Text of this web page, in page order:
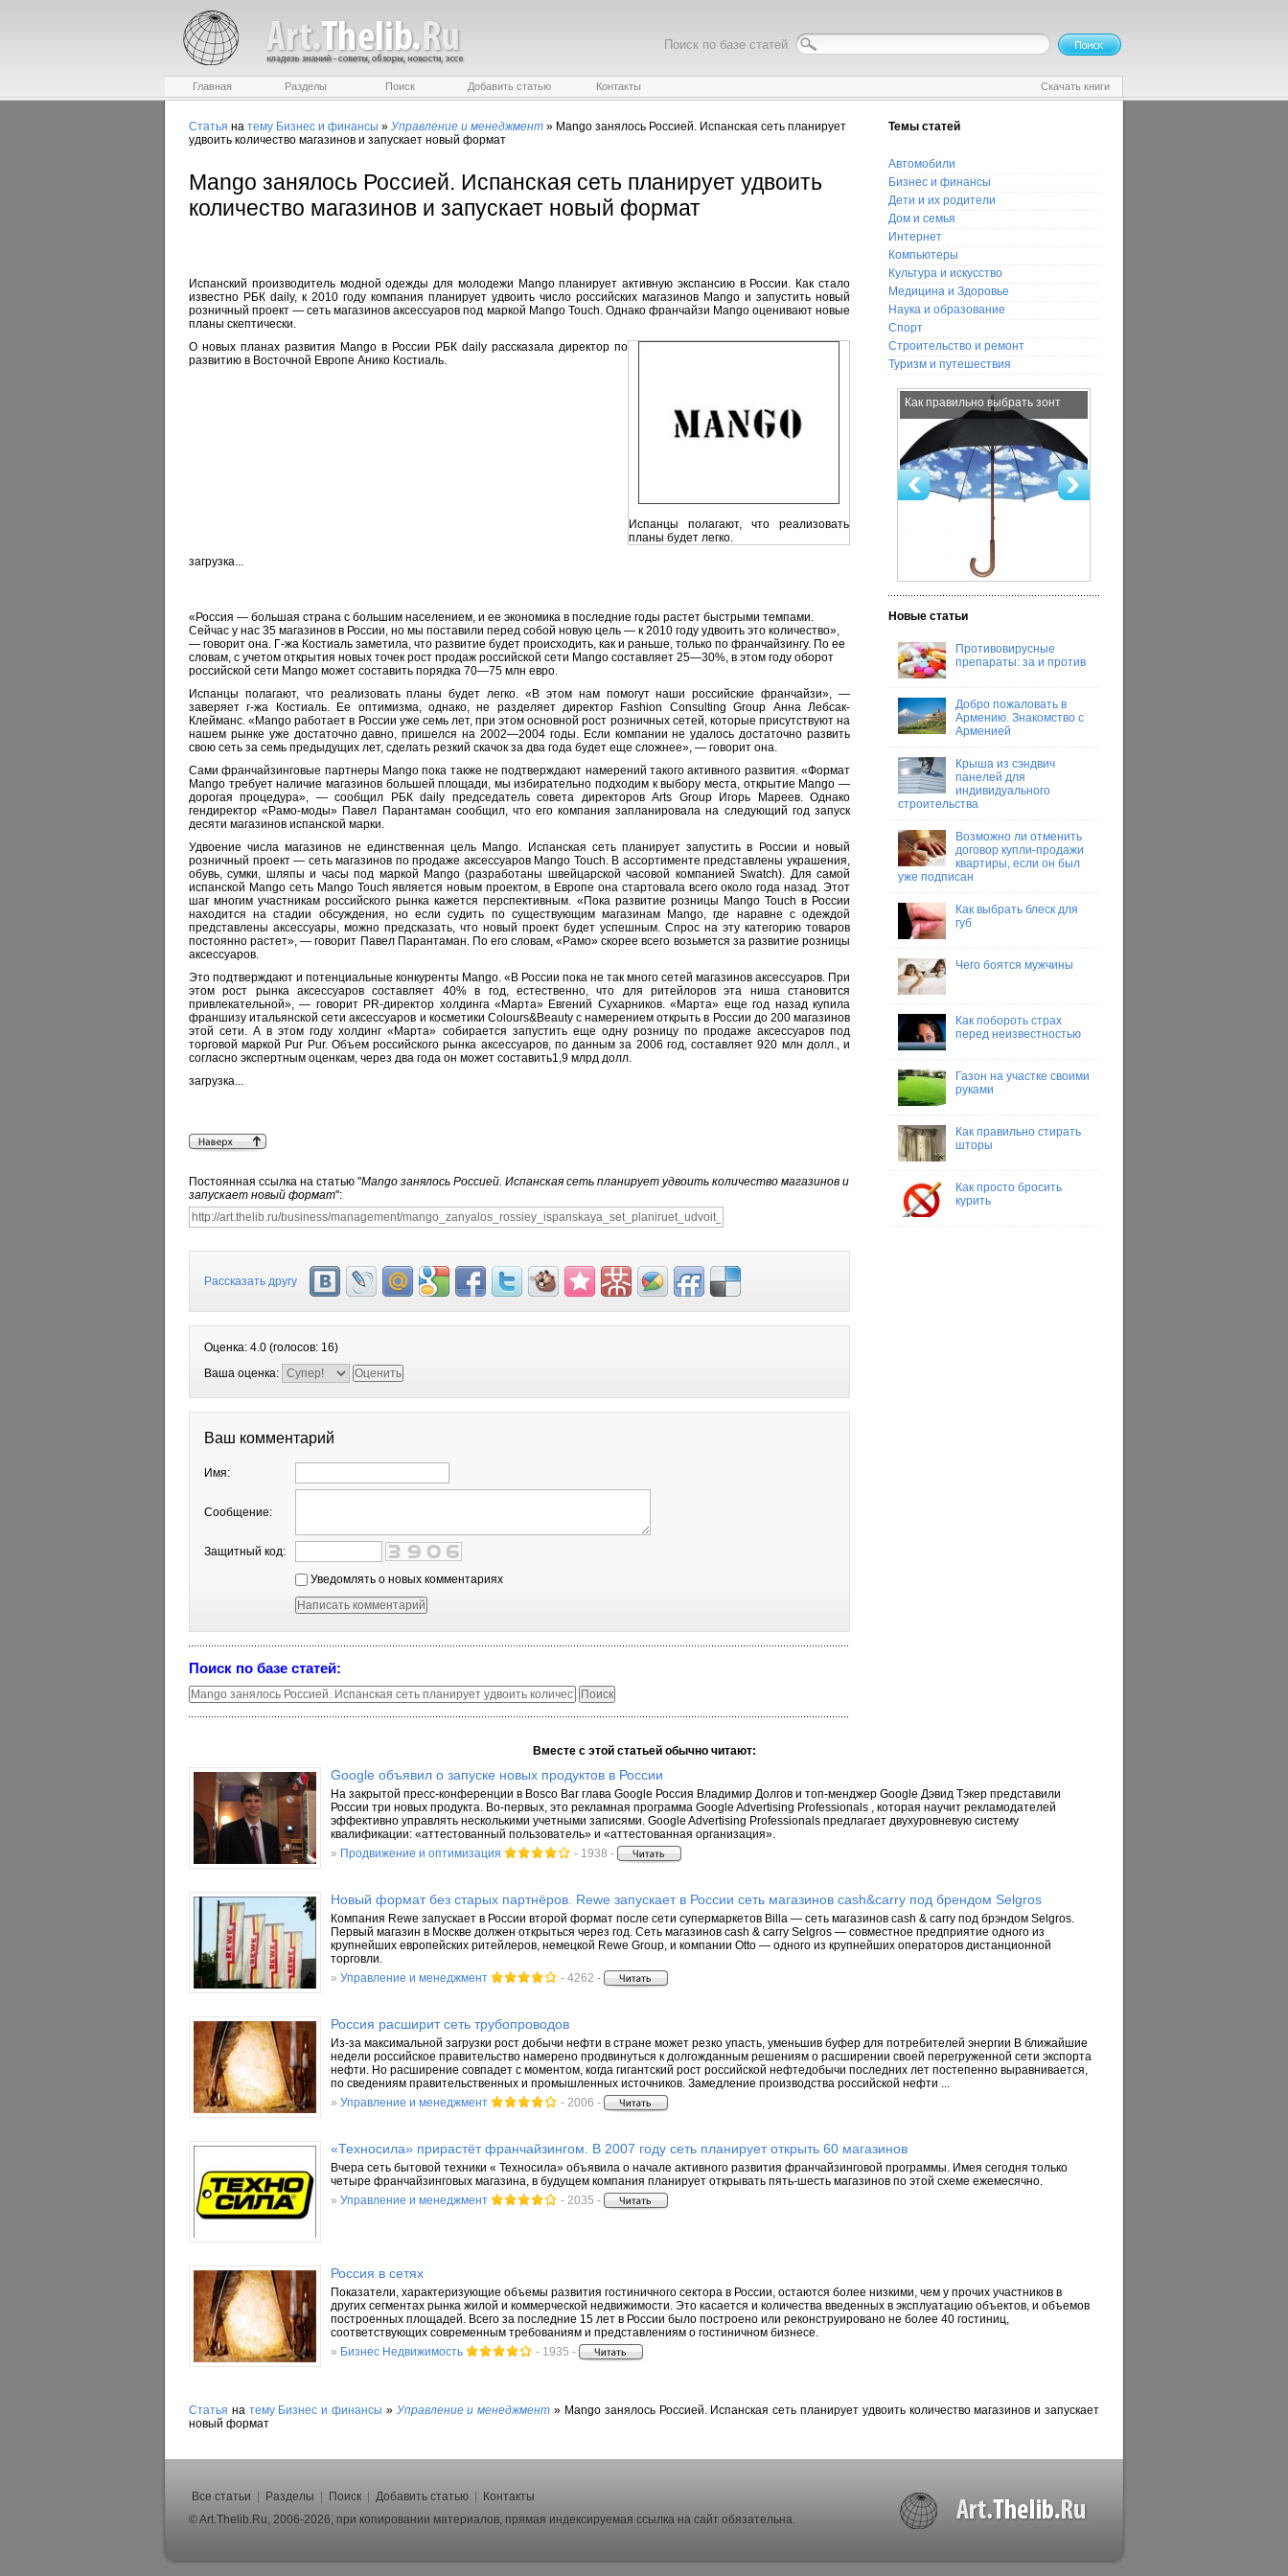
Поиск по базе статей
Главная Разделы Поиск Добавить статью Контакты Скачать книги
Статья на тему Бизнес и финансы » Управление и менеджмент » Mango занялось Россией. Испанская сеть планирует
удвоить количество магазинов и запускает новый формат
Mango занялось Россией. Испанская сеть планирует удвоить
количество магазинов и запускает новый формат
Испанский производитель модной одежды для молодежи Mango планирует активную экспансию в России. Как стало
известно РБК daily, к 2010 году компания планирует удвоить число российских магазинов Mango и запустить новый
розничный проект — сеть магазинов аксессуаров под маркой Mango Touch. Однако франчайзи Mango оценивают новые
планы скептически.
Испанцы полагают, что реализовать
планы будет легко.
О новых планах развития Mango в России РБК daily рассказала директор по
развитию в Восточной Европе Анико Костиаль.
загрузка...
«Россия — большая страна с большим населением, и ее экономика в последние годы растет быстрыми темпами.
Сейчас у нас 35 магазинов в России, но мы поставили перед собой новую цель — к 2010 году удвоить это количество»,
— говорит она. Г-жа Костиаль заметила, что развитие будет происходить, как и раньше, только по франчайзингу. По ее
словам, с учетом открытия новых точек рост продаж российской сети Mango составляет 25—30%, в этом году оборот
российской сети Mango может составить порядка 70—75 млн евро.
Испанцы полагают, что реализовать планы будет легко. «В этом нам помогут наши российские франчайзи», —
заверяет г-жа Костиаль. Ее оптимизма, однако, не разделяет директор Fashion Consulting Group Анна Лебсак-
Клейманс. «Mango работает в России уже семь лет, при этом основной рост розничных сетей, которые присутствуют на
нашем рынке уже достаточно давно, пришелся на 2002—2004 годы. Если компании не удалось достаточно развить
свою сеть за семь предыдущих лет, сделать резкий скачок за два года будет еще сложнее», — говорит она.
Сами франчайзинговые партнеры Mango пока также не подтверждают намерений такого активного развития. «Формат
Mango требует наличие магазинов большей площади, мы избирательно подходим к выбору места, открытие Mango —
дорогая процедура», — сообщил РБК daily председатель совета директоров Arts Group Игорь Мареев. Однако
гендиректор «Рамо-моды» Павел Парантаман сообщил, что его компания запланировала на следующий год запуск
десяти магазинов испанской марки.
Удвоение числа магазинов не единственная цель Mango. Испанская сеть планирует запустить в России и новый
розничный проект — сеть магазинов по продаже аксессуаров Mango Touch. В ассортименте представлены украшения,
обувь, сумки, шляпы и часы под маркой Mango (разработаны швейцарской часовой компанией Swatch). Для самой
испанской Mango сеть Mango Touch является новым проектом, в Европе она стартовала всего около года назад. Этот
шаг многим участникам российского рынка кажется перспективным. «Пока развитие розницы Mango Touch в России
находится на стадии обсуждения, но если судить по существующим магазинам Mango, где наравне с одеждой
представлены аксессуары, можно предсказать, что новый проект будет успешным. Спрос на эту категорию товаров
постоянно растет», — говорит Павел Парантаман. По его словам, «Рамо» скорее всего возьмется за развитие розницы
аксессуаров.
Это подтверждают и потенциальные конкуренты Mango. «В России пока не так много сетей магазинов аксессуаров. При
этом рост рынка аксессуаров составляет 40% в год, естественно, что для ритейлоров эта ниша становится
привлекательной», — говорит PR-директор холдинга «Марта» Евгений Сухарников. «Марта» еще год назад купила
франшизу итальянской сети аксессуаров и косметики Colours&Beauty с намерением открыть в России до 200 магазинов
этой сети. А в этом году холдинг «Марта» собирается запустить еще одну розницу по продаже аксессуаров под
торговой маркой Pur Pur. Объем российского рынка аксессуаров, по данным за 2006 год, составляет 920 млн долл., и
согласно экспертным оценкам, через два года он может составить1,9 млрд долл.
загрузка...
Постоянная ссылка на статью "Mango занялось Россией. Испанская сеть планирует удвоить количество магазинов и
запускает новый формат":
Рассказать другу
Оценка: 4.0 (голосов: 16)
Ваша оценка:
Ваш комментарий
Имя:
Сообщение:
Защитный код:
Уведомлять о новых комментариях
Поиск по базе статей:
Темы статей
Автомобили
Бизнес и финансы
Дети и их родители
Дом и семья
Интернет
Компьютеры
Культура и искусство
Медицина и Здоровье
Наука и образование
Спорт
Строительство и ремонт
Туризм и путешествия
Как правильно выбрать зонт
Новые статьи
Противовирусные
препараты: за и против
Добро пожаловать в
Армению. Знакомство с
Арменией
Крыша из сэндвич
панелей для
индивидуального
строительства
Возможно ли отменить
договор купли-продажи
квартиры, если он был
уже подписан
Как выбрать блеск для
губ
Чего боятся мужчины
Как побороть страх
перед неизвестностью
Газон на участке своими
руками
Как правильно стирать
шторы
Как просто бросить
курить
Вместе с этой статьей обычно читают:
Google объявил о запуске новых продуктов в России
На закрытой пресс-конференции в Bosco Bar глава Google Россия Владимир Долгов и топ-менджер Google Дэвид Тэкер представили
России три новых продукта. Во-первых, это рекламная программа Google Advertising Professionals , которая научит рекламодателей
эффективно управлять несколькими учетными записями. Google Advertising Professionals предлагает двухуровневую систему
квалификации: «аттестованный пользователь» и «аттестованная организация».
» Продвижение и оптимизация - 1938 -
Новый формат без старых партнёров. Rewe запускает в России сеть магазинов cash&carry под брендом Selgros
Компания Rewe запускает в России второй формат после сети супермаркетов Billa — сеть магазинов cash & carry под брэндом Selgros.
Первый магазин в Москве должен открыться через год. Сеть магазинов cash & carry Selgros — совместное предприятие одного из
крупнейших европейских ритейлеров, немецкой Rewe Group, и компании Otto — одного из крупнейших операторов дистанционной
торговли.
» Управление и менеджмент - 4262 -
Россия расширит сеть трубопроводов
Из-за максимальной загрузки рост добычи нефти в стране может резко упасть, уменьшив буфер для потребителей энергии В ближайшие
недели российское правительство намерено продвинуться к долгожданным решениям о расширении своей перегруженной сети экспорта
нефти. Но расширение совпадет с моментом, когда гигантский рост российской нефтедобычи последних лет постепенно выравнивается,
по сведениям правительственных и промышленных источников. Замедление производства российской нефти ...
» Управление и менеджмент - 2006 -
«Техносила» прирастёт франчайзингом. В 2007 году сеть планирует открыть 60 магазинов
Вчера сеть бытовой техники « Техносила» объявила о начале активного развития франчайзинговой программы. Имея сегодня только
четыре франчайзинговых магазина, в будущем компания планирует открывать пять-шесть магазинов по этой схеме ежемесячно.
» Управление и менеджмент - 2035 -
Россия в сетях
Показатели, характеризующие объемы развития гостиничного сектора в России, остаются более низкими, чем у прочих участников в
других сегментах рынка жилой и коммерческой недвижимости. Это касается и количества введенных в эксплуатацию объектов, и объемов
построенных площадей. Всего за последние 15 лет в России было построено или реконструировано не более 40 гостиниц,
соответствующих современным требованиям и представлениям о гостиничном бизнесе.
» Бизнес Недвижимость - 1935 -
Статья на тему Бизнес и финансы » Управление и менеджмент » Mango занялось Россией. Испанская сеть планирует удвоить количество магазинов и запускает
новый формат
Все статьи Разделы Поиск Добавить статью
Контакты
© Art.Thelib.Ru, 2006-2026, при копировании материалов, прямая индексируемая ссылка на сайт обязательна.